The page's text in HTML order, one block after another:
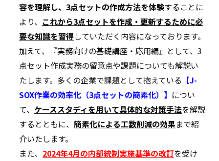
容を理解し、3点セットの作成方法を体験することに
より、 これから3点セットを作成・更新するために必
要な知識を習得していただく内容になっております。
加えて、『実務向けの基礎講座・応用編』として、3
点セット作成実務の留意点や課題についても解説い
たします。多くの企業で課題として抱えている 【J-
SOX作業の効率化（3点セットの簡素化）】 につい
て、 ケーススタディを用いて具体的な対策手法を解説
するとともに、 簡素化による工数削減の効果まで紹
介いたします。
また、 2024年4月の内部統制実施基準の改訂を受け